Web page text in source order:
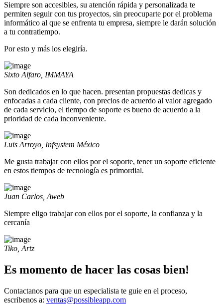
Siempre son accesibles, su atención rápida y personalizada te
permiten seguir con tus proyectos, sin preocuparte por el problema
informático al que se enfrenta tu empresa, siempre le darán solución
a tu contratiempo.
Por esto y más los elegiría.
Sixto Alfaro, IMMAYA
Son dedicados en lo que hacen. presentan propuestas dedicas y
enfocadas a cada cliente, con precios de acuerdo al valor agregado
de cada servicio, el tiempo de soporte es bueno de acuerdo a la
prioridad de cada inconveniente.
Luis Arroyo, Infsystem México
Me gusta trabajar con ellos por el soporte, tener un soporte eficiente
en estos tiempos de tecnología es primordial.
Juan Carlos, Aweb
Siempre eligo trabajar con ellos por el soporte, la confianza y la
cercanía
Tiko, Artz
Es momento de hacer las cosas bien!
Contactanos para que un especialista te guie en el proceso,
escribenos a: ventas@possibleapp.com